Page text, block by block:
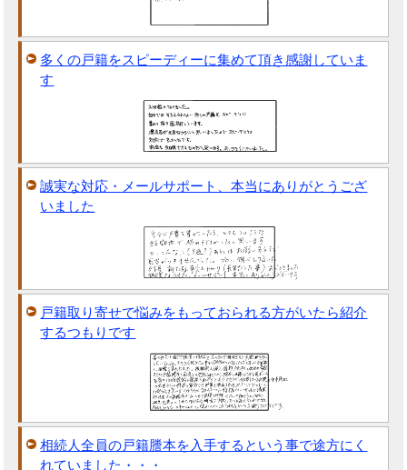
多くの戸籍をスピーディーに集めて頂き感謝していま
す
誠実な対応・メールサポート、本当にありがとうござ
いました
戸籍取り寄せで悩みをもっておられる方がいたら紹介
するつもりです
相続人全員の戸籍謄本を入手するという事で途方にく
れていました・・・